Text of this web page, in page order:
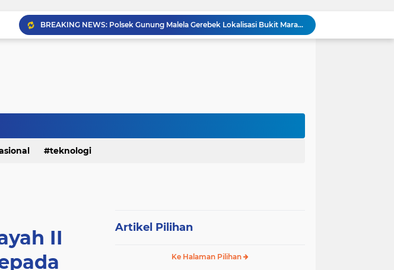
BREAKING NEWS: Polsek Gunung Malela Gerebek Lokalisasi Bukit Maraja, Dua Perempuan Menangis Saat Diciduk Bersama Sabu
Meneguhkan Jati Diri Patambor Indonesia. PATAMBOR INDONESIA Akan Gelar RAKERNAS II Di Jakarta.
REKAMAN PEMERIKSAAN BUKTI: Oknum Satresnarkoba Polres Bengkalis Diduga Seret Warga Tak di TKP, Palsukan Barang Bukti & Waktu Penangkapan.
teknologi
II
Artikel Pilihan
Ke Halaman Pilihan